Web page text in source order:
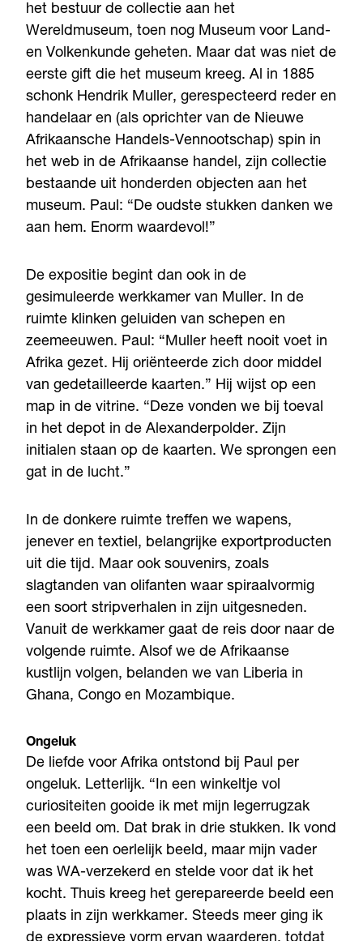
het bestuur de collectie aan het
Wereldmuseum, toen nog Museum voor Land-
en Volkenkunde geheten. Maar dat was niet de
eerste gift die het museum kreeg. Al in 1885
schonk Hendrik Muller, gerespecteerd reder en
handelaar en (als oprichter van de Nieuwe
Afrikaansche Handels-Vennootschap) spin in
het web in de Afrikaanse handel, zijn collectie
bestaande uit honderden objecten aan het
museum. Paul: “De oudste stukken danken we
aan hem. Enorm waardevol!”
De expositie begint dan ook in de
gesimuleerde werkkamer van Muller. In de
ruimte klinken geluiden van schepen en
zeemeeuwen. Paul: “Muller heeft nooit voet in
Afrika gezet. Hij oriënteerde zich door middel
van gedetailleerde kaarten.” Hij wijst op een
map in de vitrine. “Deze vonden we bij toeval
in het depot in de Alexanderpolder. Zijn
initialen staan op de kaarten. We sprongen een
gat in de lucht.”
In de donkere ruimte treffen we wapens,
jenever en textiel, belangrijke exportproducten
uit die tijd. Maar ook souvenirs, zoals
slagtanden van olifanten waar spiraalvormig
een soort stripverhalen in zijn uitgesneden.
Vanuit de werkkamer gaat de reis door naar de
volgende ruimte. Alsof we de Afrikaanse
kustlijn volgen, belanden we van Liberia in
Ghana, Congo en Mozambique.
Ongeluk
De liefde voor Afrika ontstond bij Paul per
ongeluk. Letterlijk. “In een winkeltje vol
curiositeiten gooide ik met mijn legerrugzak
een beeld om. Dat brak in drie stukken. Ik vond
het toen een oerlelijk beeld, maar mijn vader
was WA-verzekerd en stelde voor dat ik het
kocht. Thuis kreeg het gerepareerde beeld een
plaats in zijn werkkamer. Steeds meer ging ik